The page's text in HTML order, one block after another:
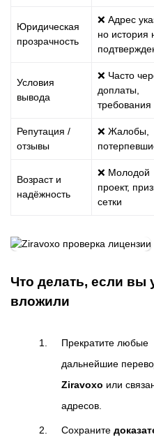
Юридическая
прозрачность
❌ Адрес
но история
Условия
вывода
❌ Часто
доплаты,
требования
Репутация /
отзывы
❌ Жалобы,
Возраст и
надёжность
❌ Молодой
проект,
сетки
Что делать, если вы
вложили
Прекратите любые
дальнейшие
Ziravoxo или
адресов.
Сохраните